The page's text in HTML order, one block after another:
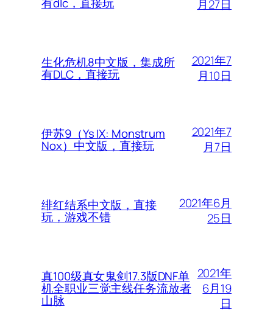
月27日
生化危机8中文版，集成所
有DLC，直接玩
2021年7
月10日
伊苏9（Ys IX: Monstrum
Nox）中文版，直接玩
2021年7
月7日
绯红结系中文版，直接
玩，游戏不错
2021年6月
25日
真100级真女鬼剑17.3版DNF单
机全职业三觉主线任务流放者
山脉
2021年
6月19
日